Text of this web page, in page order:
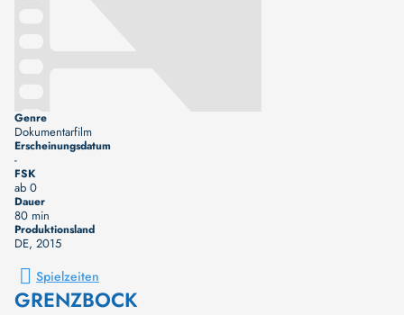
Genre
Dokumentarfilm
Erscheinungsdatum
-
FSK
ab 0
Dauer
80 min
Produktionsland
DE, 2015
Spielzeiten
GRENZBOCK